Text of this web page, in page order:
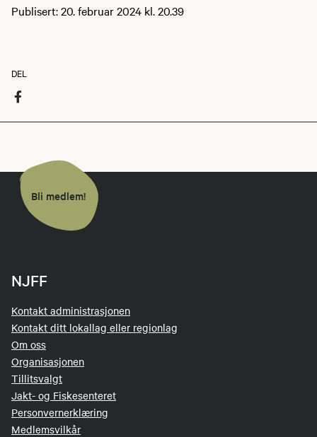
Publisert: 20. februar 2024 kl. 20.39
DEL
Bli medlem!
NJFF
Kontakt administrasjonen
Kontakt ditt lokallag eller regionlag
Om oss
Organisasjonen
Tillitsvalgt
Jakt- og Fiskesenteret
Personvernerklæring
Medlemsvilkår